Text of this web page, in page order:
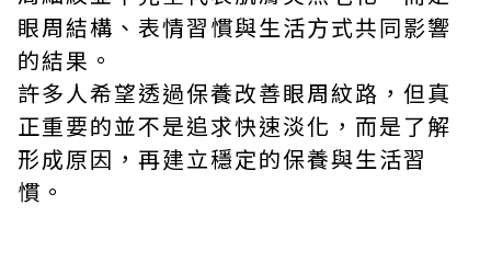
眼周結構、表情習慣與生活方式共同影響
的結果。
許多人希望透過保養改善眼周紋路，但真
正重要的並不是追求快速淡化，而是了解
形成原因，再建立穩定的保養與生活習
慣。